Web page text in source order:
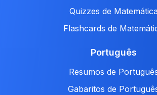
Quizzes de
Flashcards de
Português
Resumos de
Gabaritos de